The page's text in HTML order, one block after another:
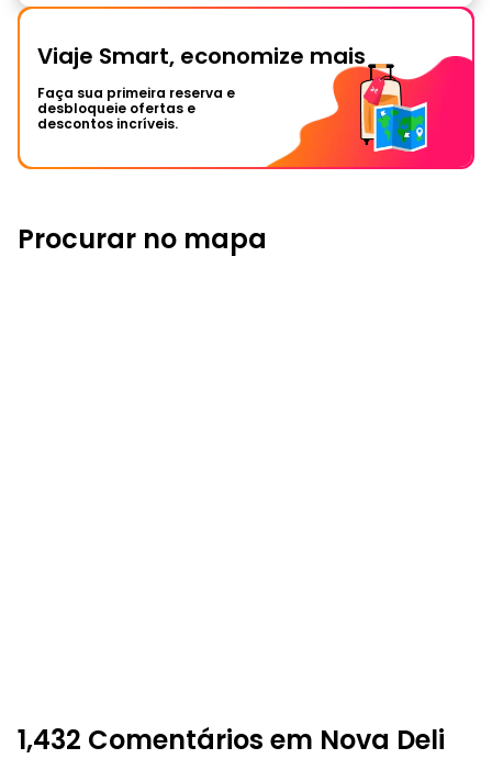
Viaje Smart, economize mais
Faça sua primeira reserva e
desbloqueie ofertas e
descontos incríveis.
Procurar no mapa
1,432 Comentários em Nova Deli